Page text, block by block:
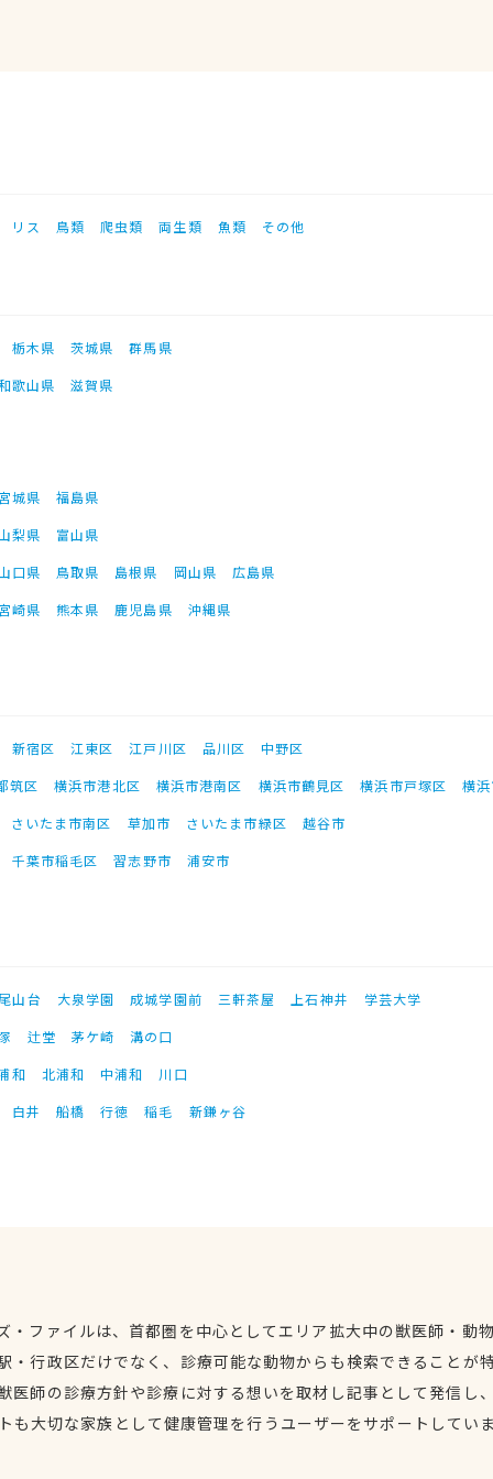
リス 鳥類 爬虫類 両生類 魚類 その他
栃木県 茨城県
群馬県
歌山県
滋賀県
城県
福島県
梨県
富山県
口県
鳥取県 島根県 岡山県
広島県
崎県
熊本県 鹿児島県 沖縄県
新宿区 江東区 江戸川区 品川区
中野区
筑区
横浜市港北区 横浜市港南区 横浜市鶴見区 横浜市戸塚区
横
さいたま市南区
草加市 さいたま市緑区
越谷市
千葉市稲毛区
習志野市 浦安市
山台 大泉学園 成城学園前 三軒茶屋 上石神井
学芸大学
辻堂 茅ケ崎
溝の口
和
北浦和 中浦和
川口
白井
船橋 行徳 稲毛 新鎌ヶ谷
・ファイルは、首都圏を中心としてエリア拡大中の獣医師・動
・行政区だけでなく、診療可能な動物からも検索できることが
医師の診療方針や診療に対する想いを取材し記事として発信し
も大切な家族として健康管理を行うユーザーをサポートしてい